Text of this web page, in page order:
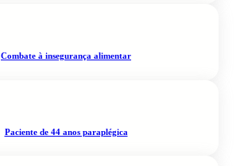
Combate à insegurança alimentar
Paciente de 44 anos paraplégica